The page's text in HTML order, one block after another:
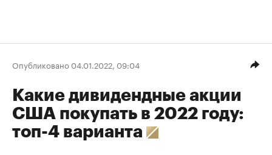
Опубликовано 04.01.2022, 09:04
Какие дивидендные акции
США покупать в 2022 году:
топ-4 варианта